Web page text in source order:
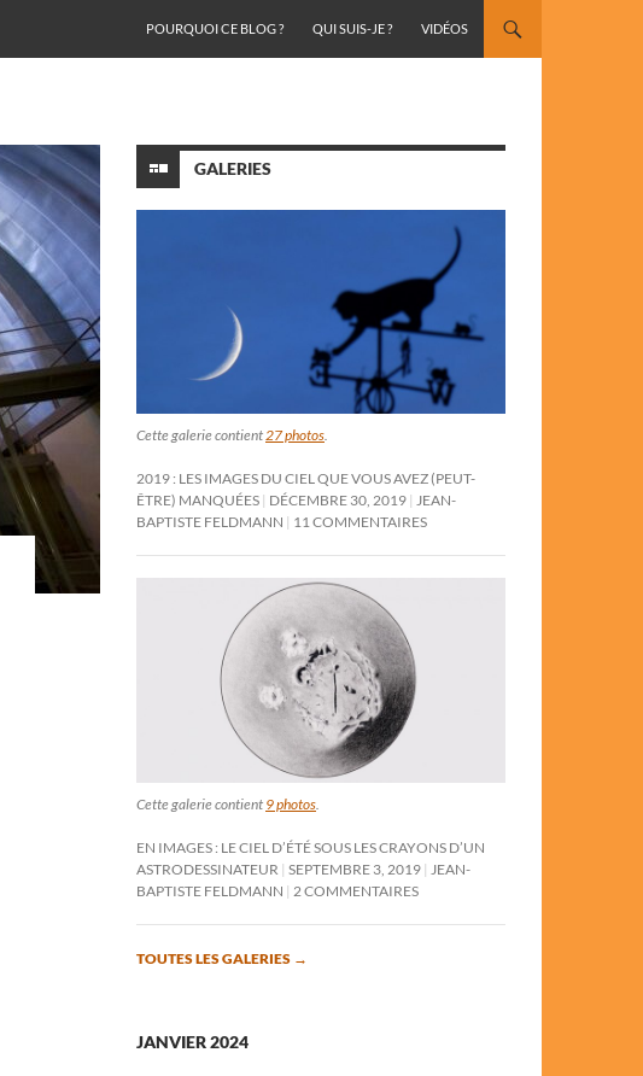
POURQUOI CE BLOG ?
QUI SUIS-JE ? VIDÉOS
GALERIES
Cette galerie contient27 photos.
2019 : LES IMAGES DU CIEL QUE VOUS AVEZ (PEUT-
ÊTRE) MANQUÉES DÉCEMBRE 30, 2019 JEAN-
BAPTISTE FELDMANN
11 COMMENTAIRES
Cette galerie contient 9 photos
EN IMAGES : LE CIEL D’ÉTÉ SOUS LES CRAYONS D’UN
ASTRODESSINATEUR SEPTEMBRE 3, 2019
JEAN-
BAPTISTE FELDMANN
2 COMMENTAIRES
TOUTES LES GALERIES →
JANVIER 2024